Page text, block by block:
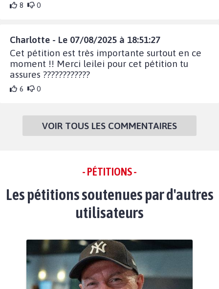
8 0
Charlotte - Le 07/08/2025 à 18:51:27
Cet pétition est très importante surtout en ce
moment !! Merci leilei pour cet pétition tu
assures ????????????
6 0
VOIR TOUS LES COMMENTAIRES
- PÉTITIONS -
Les pétitions soutenues par d'autres
utilisateurs